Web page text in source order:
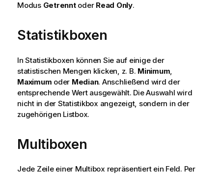
Modus Getrenntoder Read Only.
Statistikboxen
In Statistikboxen können Sie auf einige der
statistischen Mengen klicken, z. B. Minimum
Maximum oder Median. Anschließend wird der
entsprechende Wert ausgewählt. Die Auswahl wird
nicht in der Statistikbox angezeigt, sondern in der
zugehörigen Listbox.
Multiboxen
Jede Zeile einer Multibox repräsentiert ein Feld. Per